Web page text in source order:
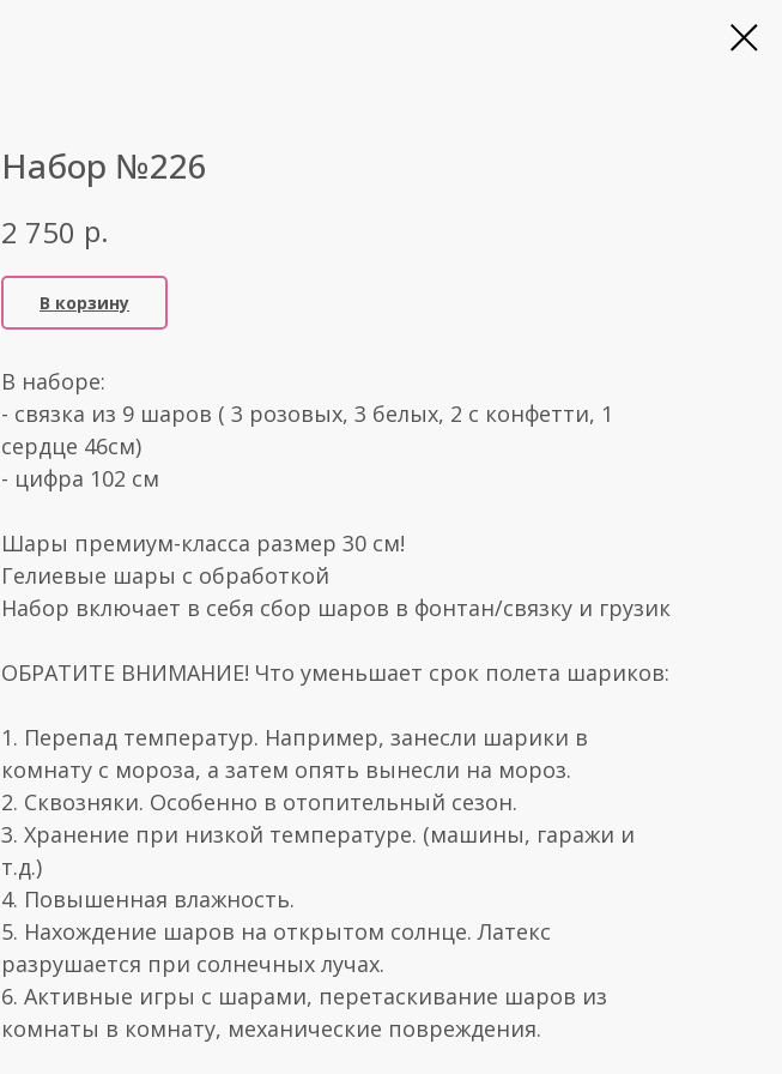
Набор №226
2 750 р.
В корзину
В наборе:
- связка из 9 шаров ( 3 розовых, 3 белых, 2 с конфетти, 1
сердце 46см)
- цифра 102 см
Шары премиум-класса размер 30 см!
Гелиевые шары с обработкой
Набор включает в себя сбор шаров в фонтан/связку и грузик
ОБРАТИТЕ ВНИМАНИЕ! Что уменьшает срок полета шариков:
1. Перепад температур. Например, занесли шарики в
комнату с мороза, а затем опять вынесли на мороз.
2. Сквозняки. Особенно в отопительный сезон.
3. Хранение при низкой температуре. (машины, гаражи и
т.д.)
4. Повышенная влажность.
5. Нахождение шаров на открытом солнце. Латекс
разрушается при солнечных лучах.
6. Активные игры с шарами, перетаскивание шаров из
комнаты в комнату, механические повреждения.